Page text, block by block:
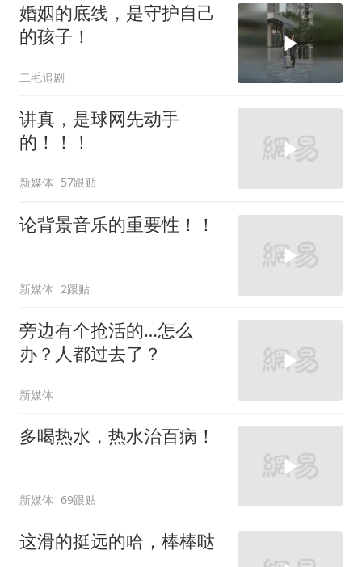
婚姻的底线，是守护自己
的孩子！
二毛追剧
讲真，是球网先动手
的！！！
新媒体 57跟贴
论背景音乐的重要性！！
新媒体 2跟贴
旁边有个抢活的…怎么
办？人都过去了？
新媒体
多喝热水，热水治百病！
新媒体 69跟贴
这滑的挺远的哈，棒棒哒